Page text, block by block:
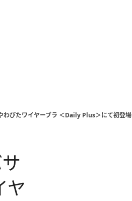
ぴたワイヤーブラ ＜Daily Plus＞にて初登場
ヤ